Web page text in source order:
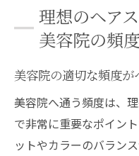
理想のヘア
美容院の頻度
美容院の適切な頻度が
美容院へ通う頻度は、
で非常に重要なポイン
ットやカラーのバラン